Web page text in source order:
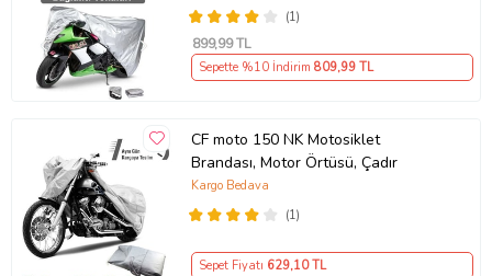
(1)
899,99 TL
Sepette %10 İndirim 809,99 TL
CF moto 150 NK Motosiklet
Brandası, Motor Örtüsü, Çadır
(1)
Kargo Bedava
Sepet Fiyatı 629,10 TL